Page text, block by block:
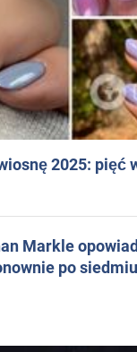
2025: pięć
Markle
po